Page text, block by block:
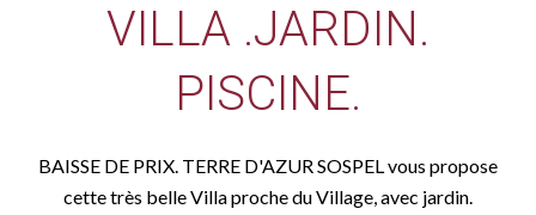
VILLA .JARDIN.
PISCINE.
BAISSE DE PRIX. TERRE D'AZUR SOSPEL vous propose
cette très belle Villa proche du Village, avec jardin.